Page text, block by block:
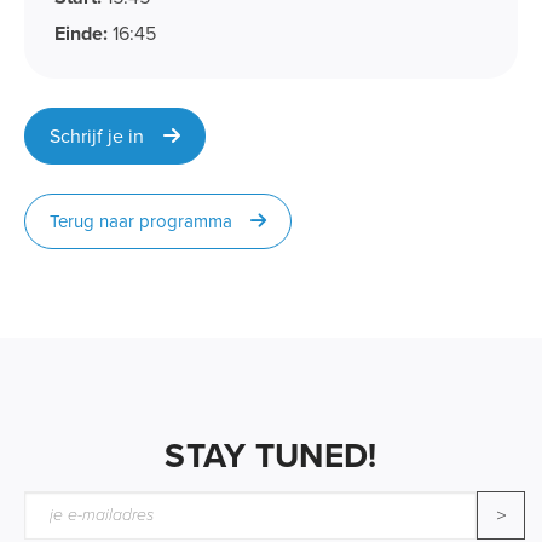
Einde:16:45
Schrijf je in
Terug naar programma
STAY TUNED!
>